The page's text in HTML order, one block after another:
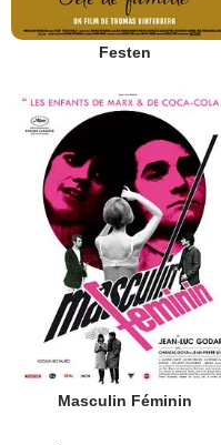
Festen
Masculin Féminin